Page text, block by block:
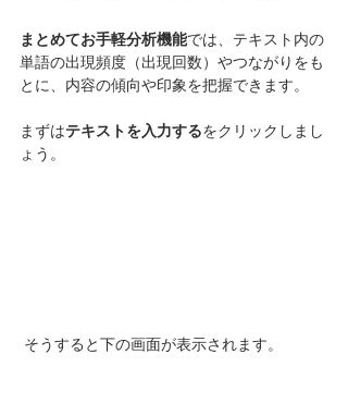
まとめてお手軽分析機能では、テキスト内の
単語の出現頻度（出現回数）やつながりをも
とに、内容の傾向や印象を把握できます。
まずはテキストを入力するをクリックしまし
ょう。
そうすると下の画面が表示されます。